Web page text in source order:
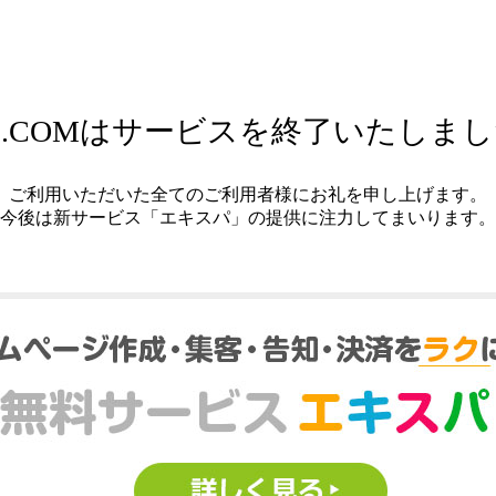
はサービスを終了いたしま
ご利用いただいた全てのご利用者様にお礼を申し上げます。
今後は新サービス「エキスパ」の提供に注力してまいります。